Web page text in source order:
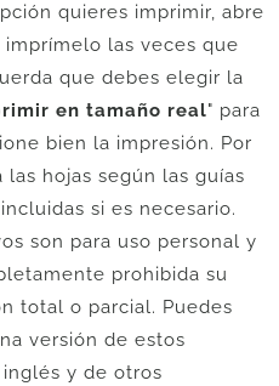
quieres imprimir, abre
las veces que
que debes elegir la
en tamaño real" para
bien la impresión. Por
hojas según las guías
si es necesario.
son para uso personal y
prohibida su
total o parcial. Puedes
versión de estos
y de otros